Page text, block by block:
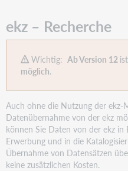
ekz – Recherche
Wichtig: Ab Version 12
möglich.
Auch ohne die Nutzung der ekz-
Datenübernahme von der ekz
können Sie Daten von der ekz in
Erwerbung und in die
Übernahme von Datensätzen
keine zusätzlichen Kosten.